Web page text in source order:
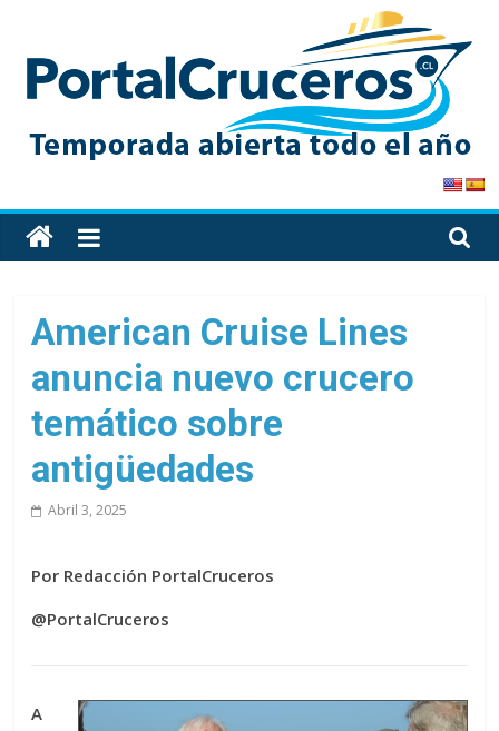
content
PortalCruceros
Toda
la
cruceros
en
un
solo
American Cruise Lines
anuncia nuevo crucero
temático sobre
antigüedades
Abril 3, 2025
Por Redacción PortalCruceros
@PortalCruceros
A